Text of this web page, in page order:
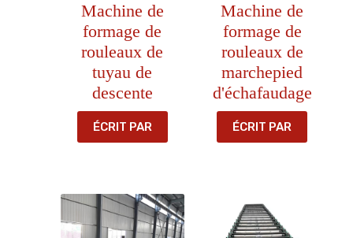
Machine de
formage de
rouleaux de
tuyau de
descente
ÉCRIT PAR
Machine de
formage de
rouleaux de
marchepied
d'échafaudage
ÉCRIT PAR